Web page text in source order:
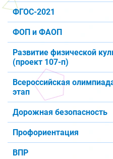
ФГОС-2021
ФОП и ФАОП
Развитие физической
(проект 107-п)
Всероссийская
этап
Дорожная безопасность
Профориентация
ВПР